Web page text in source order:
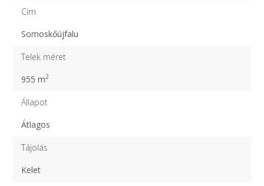
Cím
Somoskőújfalu
Telek méret
955 m2
Állapot
Átlagos
Tájolás
Kelet